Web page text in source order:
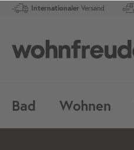
Internationaler Versand
Bad Wohnen